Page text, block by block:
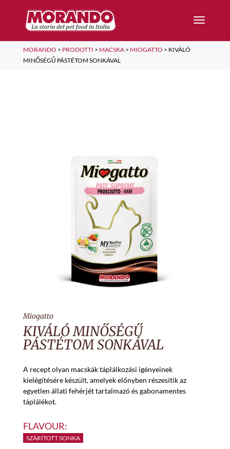
MORANDO > PRODOTTI > MACSKA> MIOGATTO > KIVÁLÓ
MINŐSÉGŰ PÁSTÉTOM SONKÁVAL
Miogatto
KIVÁLÓ MINŐSÉGŰ
PÁSTÉTOM SONKÁVAL
A recept olyan macskák táplálkozási igényeinek
kielégítésére készült, amelyek előnyben részesítik az
egyetlen állati fehérjét tartalmazó és gabonamentes
táplálékot.
FLAVOUR:
SZÁRÍTOTT SONKA